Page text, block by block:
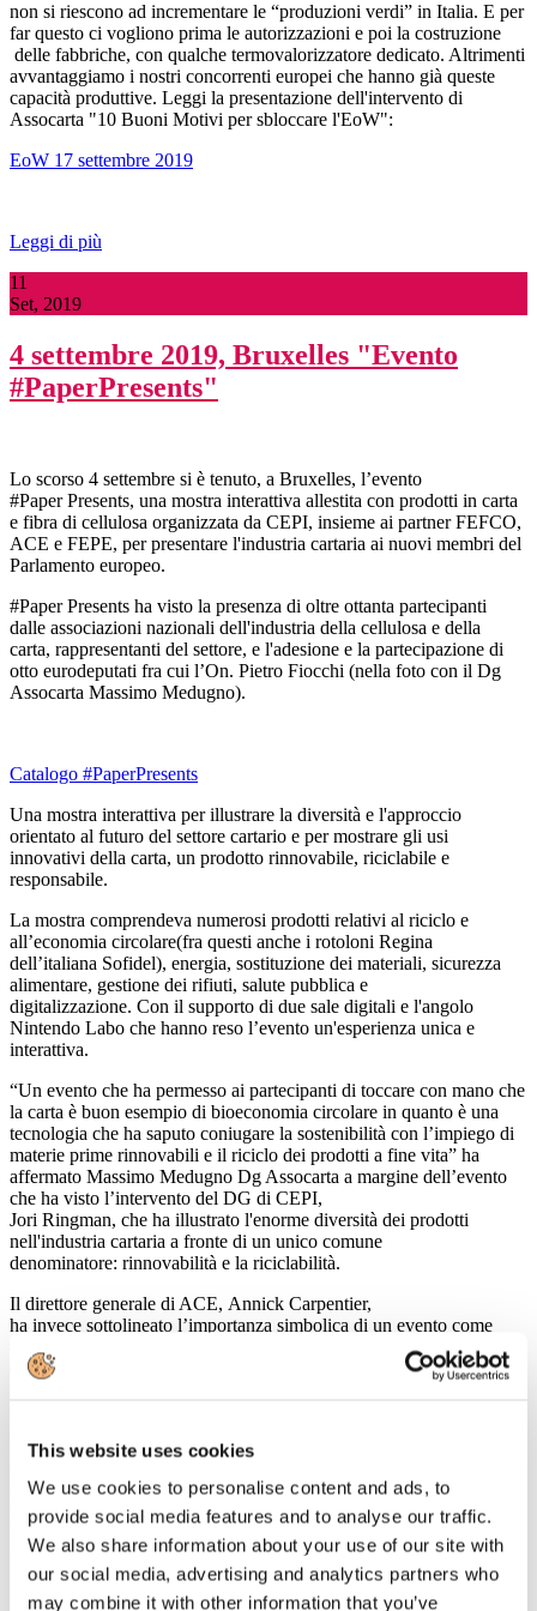
This website uses cookies
We use cookies to personalise content and ads, to
provide social media features and to analyse our traffic.
We also share information about your use of our site with
our social media, advertising and analytics partners who
may combine it with other information that you’ve
non si riescono ad incrementare le “produzioni verdi” in Italia. E per
far questo ci vogliono prima le autorizzazioni e poi la costruzione
delle fabbriche, con qualche termovalorizzatore dedicato. Altrimenti
avvantaggiamo i nostri concorrenti europei che hanno già queste
capacità produttive. Leggi la presentazione dell'intervento di
Assocarta "10 Buoni Motivi per sbloccare l'EoW":
EoW 17 settembre 2019
Leggi di più
11
Set, 2019
4 settembre 2019, Bruxelles "Evento
#PaperPresents"
Lo scorso 4 settembre si è tenuto, a Bruxelles, l’evento
#Paper Presents, una mostra interattiva allestita con prodotti in carta
e fibra di cellulosa organizzata da CEPI, insieme ai partner FEFCO,
ACE e FEPE, per presentare l'industria cartaria ai nuovi membri del
Parlamento europeo.
#Paper Presents ha visto la presenza di oltre ottanta partecipanti
dalle associazioni nazionali dell'industria della cellulosa e della
carta, rappresentanti del settore, e l'adesione e la partecipazione di
otto eurodeputati fra cui l’On. Pietro Fiocchi (nella foto con il Dg
Assocarta Massimo Medugno).
Catalogo #PaperPresents
Una mostra interattiva per illustrare la diversità e l'approccio
orientato al futuro del settore cartario e per mostrare gli usi
innovativi della carta, un prodotto rinnovabile, riciclabile e
responsabile.
La mostra comprendeva numerosi prodotti relativi al riciclo e
all’economia circolare(fra questi anche i rotoloni Regina
dell’italiana Sofidel), energia, sostituzione dei materiali, sicurezza
alimentare, gestione dei rifiuti, salute pubblica e
digitalizzazione. Con il supporto di due sale digitali e l'angolo
Nintendo Labo che hanno reso l’evento un'esperienza unica e
interattiva.
“Un evento che ha permesso ai partecipanti di toccare con mano che
la carta è buon esempio di bioeconomia circolare in quanto è una
tecnologia che ha saputo coniugare la sostenibilità con l’impiego di
materie prime rinnovabili e il riciclo dei prodotti a fine vita” ha
affermato Massimo Medugno Dg Assocarta a margine dell’evento
che ha visto l’intervento del DG di CEPI,
Jori Ringman, che ha illustrato l'enorme diversità dei prodotti
nell'industria cartaria a fronte di un unico comune
denominatore: rinnovabilità e la riciclabilità.
Il direttore generale di ACE, Annick Carpentier,
ha invece sottolineato l’importanza simbolica di un evento come
#PaperPresents che illustra l’ impegno nella gestione sostenibile
delle foreste di tutta la filiera cartaria e forestale. “Le foreste europee
livello europeo, prenderà il via anche in Italia nel corso del mese di
settembre. CEPI, FEFCO, ACE e FEPE nel corso dell’evento si
sono inoltre impegnati a piantare un albero per ognuno dei
partecipanti a #PaperPresents.http://www.cepi.org/paper_presents
(clicca sul link per vedere il video)